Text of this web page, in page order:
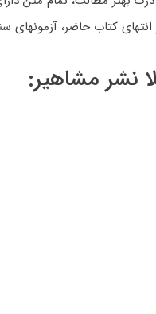
کتاب حاضر، آزمونهای
نشر مشاهیر: